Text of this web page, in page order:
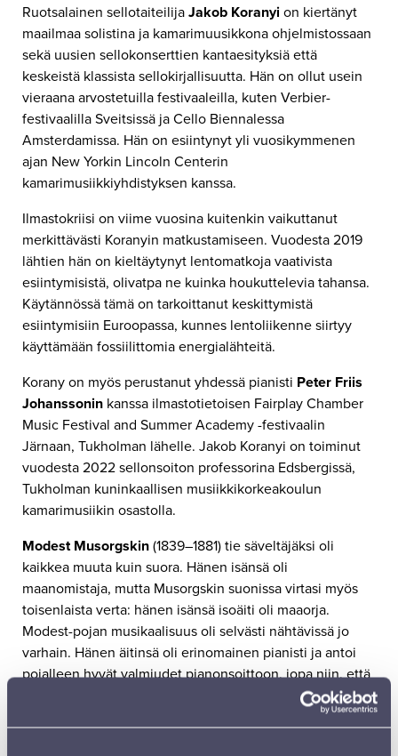
Ruotsalainen sellotaiteilijaJakob Koranyion kiertänyt
maailmaa solistina ja kamarimuusikkona ohjelmistossaan
sekä uusien sellokonserttien kantaesityksiä että
keskeistä klassista sellokirjallisuutta. Hän on ollut usein
vieraana arvostetuilla festivaaleilla, kuten Verbier-
festivaalilla Sveitsissä ja Cello Biennalessa
Amsterdamissa. Hän on esiintynyt yli vuosikymmenen
ajan New Yorkin Lincoln Centerin
kamarimusiikkiyhdistyksen kanssa.
Ilmastokriisi on viime vuosina kuitenkin vaikuttanut
merkittävästi Koranyin matkustamiseen. Vuodesta 2019
lähtien hän on kieltäytynyt lentomatkoja vaativista
esiintymisistä, olivatpa ne kuinka houkuttelevia tahansa.
Käytännössä tämä on tarkoittanut keskittymistä
esiintymisiin Euroopassa, kunnes lentoliikenne siirtyy
käyttämään fossiilittomia energialähteitä.
Korany on myös perustanut yhdessä pianisti Peter Friis
Johanssonin kanssa ilmastotietoisen Fairplay Chamber
Music Festival and Summer Academy -festivaalin
Järnaan, Tukholman lähelle. Jakob Koranyi on toiminut
vuodesta 2022 sellonsoiton professorina Edsbergissä,
Tukholman kuninkaallisen musiikkikorkeakoulun
kamarimusiikin osastolla.
Modest Musorgskin(1839–1881) tie säveltäjäksi oli
kaikkea muuta kuin suora. Hänen isänsä oli
maanomistaja, mutta Musorgskin suonissa virtasi myös
toisenlaista verta: hänen isänsä isoäiti oli maaorja.
Modest-pojan musikaalisuus oli selvästi nähtävissä jo
varhain. Hänen äitinsä oli erinomainen pianisti ja antoi
pojalleen hyvät valmiudet pianonsoittoon, jopa niin, että